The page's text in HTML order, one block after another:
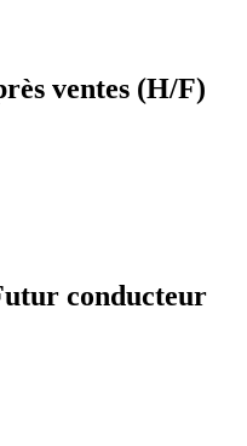
ventes (H/F)
conducteur